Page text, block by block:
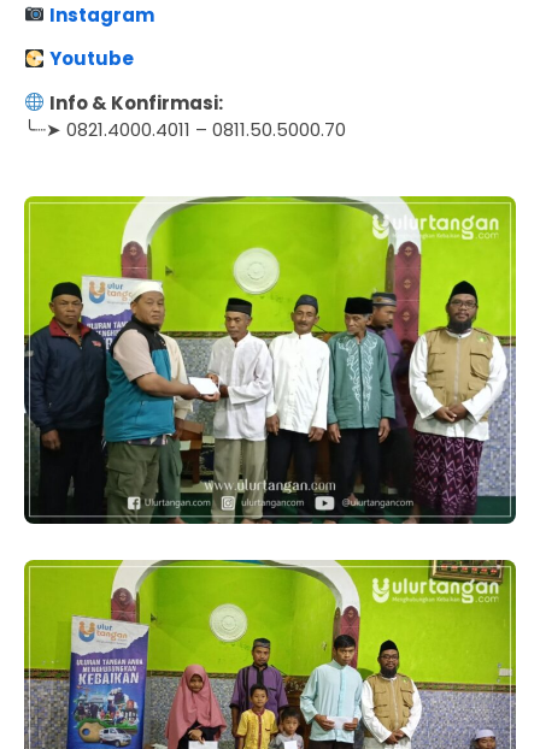
Instagram
Youtube
Info & Konfirmasi:
╰┈➤ 0821.4000.4011 – 0811.50.5000.70